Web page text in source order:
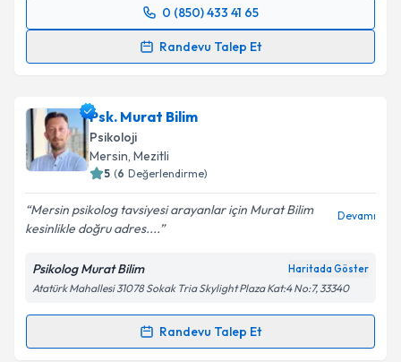
0 (850) 433 41 65
Randevu Talep Et
Randevu Takvimi Talebi
için bir takvim hazırlandığında e-posta ile
bilgilendireceğiz.
E-posta Adresiniz
Metni 'ni okudum ve kişisel verilerimin belirtilen
kapsamda işlenmesini kabul ediyorum.
Takvim Talebini Gönder
Psk. Murat Bilim
Psikoloji
Mersin, Mezitli
5 (6 Değerlendirme)
Mersin psikolog tavsiyesi arayanlar için Murat Bilim
kesinlikle doğru adres....
Devamı
Psikolog Murat Bilim Haritada Göster
Atatürk Mahallesi 31078 Sokak Tria Skylight Plaza Kat:4 No:7, 33340
Randevu Talep Et
Randevu Takvimi Talebi